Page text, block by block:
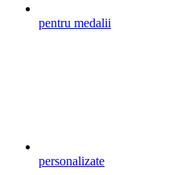
pentru medalii
personalizate